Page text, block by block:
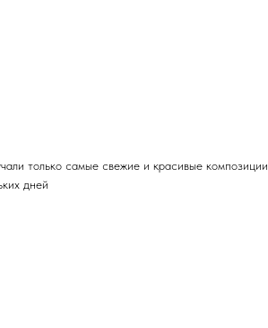
только самые свежие и красивые композиции
дней